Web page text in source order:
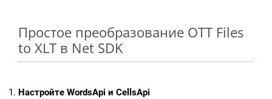
Простое преобразование OTT Files
to XLT в Net SDK
Настройте WordsApi и CellsApi